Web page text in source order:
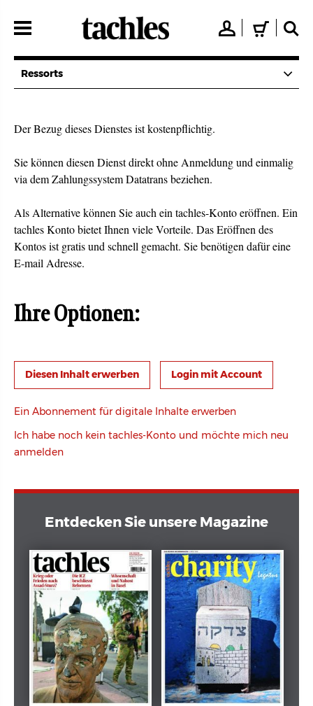
zum
👤 🛒 🔍
Ressorts
Der Bezug dieses Dienstes ist kostenpflichtig.
Sie können diesen Dienst direkt ohne Anmeldung und einmalig
via dem Zahlungssystem Datatrans beziehen.
Als Alternative können Sie auch ein tachles-Konto eröffnen. Ein
tachles Konto bietet Ihnen viele Vorteile. Das Eröffnen des
Kontos ist gratis und schnell gemacht. Sie benötigen dafür eine
E-mail Adresse.
Ihre Optionen:
Login mit Account
Ein Abonnement für digitale Inhalte erwerben
Ich habe noch kein tachles-Konto und möchte mich neu
anmelden
Entdecken Sie unsere Magazine